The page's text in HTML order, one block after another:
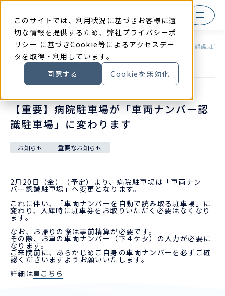
このサイトでは、利用状況に基づきお客様に適
切な情報を提供するため、弊社プライバシーポ
リシー に基づきCookie等によるアクセスデー
タを取得・利用しています。
同意する
Cookieを無効化
本
TOP お知らせ 【重要】病院駐車場が「車両ナンバー認識駐車
【重要】病院駐車場が「車両ナンバー認
識駐車場」に変わります
お知らせ 重要なお知らせ
2月20日（金）（予定）より、病院駐車場は「車両ナン
バー認識駐車場」へ変更となります。
これに伴い、「車両ナンバーを自動で読み取る駐車場」に
変わり、入庫時に駐車券をお取りいただく必要はなくなり
ます。
なお、お帰りの際は事前精算が必要です。
その際、お車の車両ナンバー（下４ケタ）の入力が必要に
なります。
ご来院前に、あらかじめご自身の車両ナンバーを必ずご確
認くださいますようお願いいたします。
詳細は
こちら